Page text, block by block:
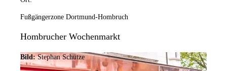
Fußgängerzone Dortmund-Hombruch
Hombrucher Wochenmarkt
Bild: Stephan Schütze